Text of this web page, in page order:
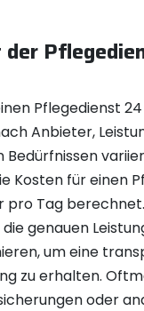
Pflegedienst
Anbieter,
Bedürfnissen
Kosten für einen
pro Tag
genauen
um eine
zu erhalten.
oder